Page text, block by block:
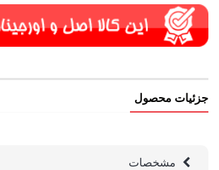
جزئیات محصول
مشخصات